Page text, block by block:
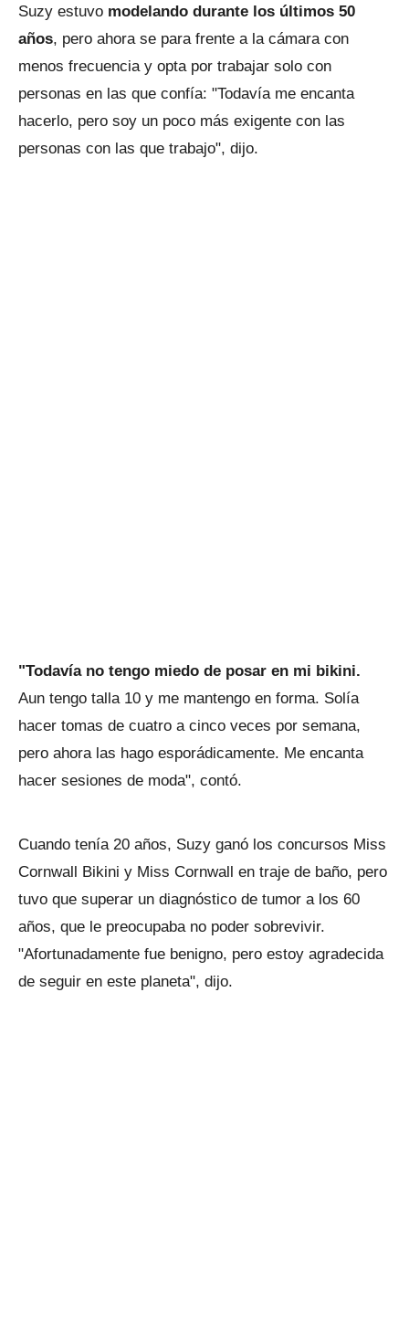
Suzy estuvo modelando durante los últimos 50
años, pero ahora se para frente a la cámara con
menos frecuencia y opta por trabajar solo con
personas en las que confía: "Todavía me encanta
hacerlo, pero soy un poco más exigente con las
personas con las que trabajo", dijo.
"Todavía no tengo miedo de posar en mi bikini.
Aun tengo talla 10 y me mantengo en forma. Solía
hacer tomas de cuatro a cinco veces por semana,
pero ahora las hago esporádicamente. Me encanta
hacer sesiones de moda", contó.
Cuando tenía 20 años, Suzy ganó los concursos Miss
Cornwall Bikini y Miss Cornwall en traje de baño, pero
tuvo que superar un diagnóstico de tumor a los 60
años, que le preocupaba no poder sobrevivir.
"Afortunadamente fue benigno, pero estoy agradecida
de seguir en este planeta", dijo.